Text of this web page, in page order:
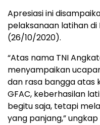
Apresiasi ini
pelaksanaan latihan di
(26/10/2020).
“Atas nama TNI
menyampaikan
dan rasa bangga atas
GFAC, keberhasilan
begitu saja, tetapi
yang panjang,” ungkap